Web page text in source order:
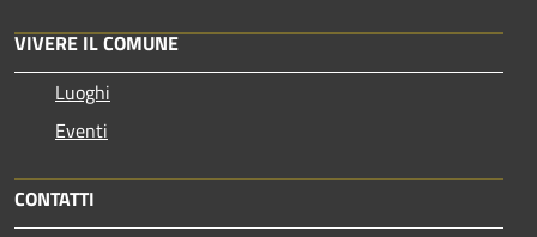
VIVERE IL COMUNE
Luoghi
Eventi
CONTATTI